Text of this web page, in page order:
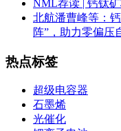
NML荐读 | 钙钛
北航潘曹峰等：
阵”，助力零偏压
热点标签
超级电容器
石墨烯
光催化